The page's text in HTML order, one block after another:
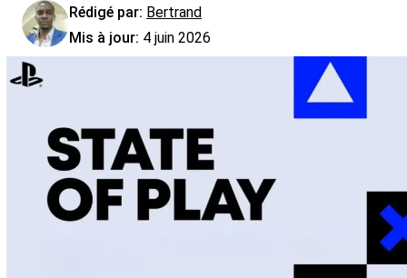
Rédigé par: Bertrand
Mis à jour: 4 juin 2026